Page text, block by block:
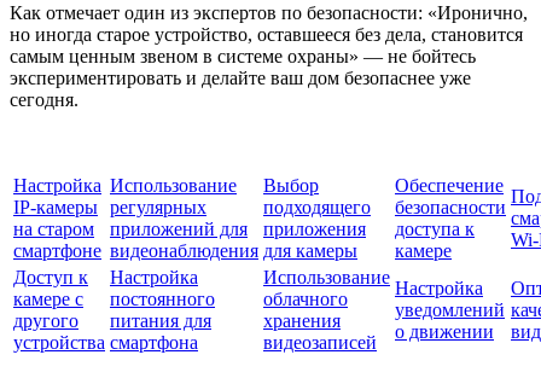
Как отмечает один из экспертов по безопасности: «Иронично,
но иногда старое устройство, оставшееся без дела, становится
самым ценным звеном в системе охраны» — не бойтесь
экспериментировать и делайте ваш дом безопаснее уже
сегодня.
Настройка
IP‑камеры
на старом
смартфоне
Использование
регулярных
приложений для
видеонаблюдения
Выбор
подходящего
приложения
для камеры
Обеспечение
безопасности
доступа к
камере
Wi-
Доступ к
камере с
другого
устройства
Настройка
постоянного
питания для
смартфона
Использование
облачного
хранения
видеозаписей
Настройка
уведомлений
о движении